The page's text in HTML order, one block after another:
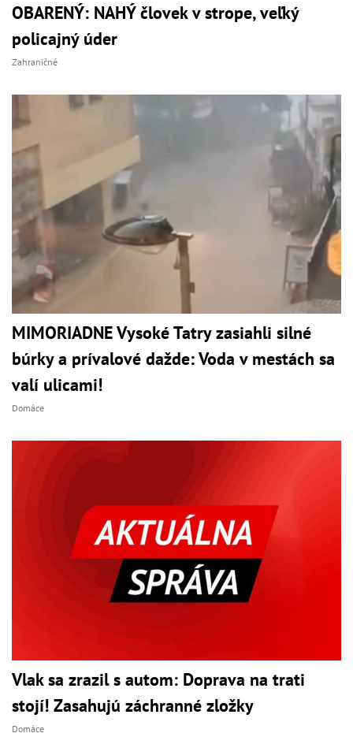
OBARENÝ: NAHÝ človek v strope, veľký
policajný úder
Zahraničné
MIMORIADNE Vysoké Tatry zasiahli silné
búrky a prívalové dažde: Voda v mestách sa
valí ulicami!
Domáce
Vlak sa zrazil s autom: Doprava na trati
stojí! Zasahujú záchranné zložky
Domáce